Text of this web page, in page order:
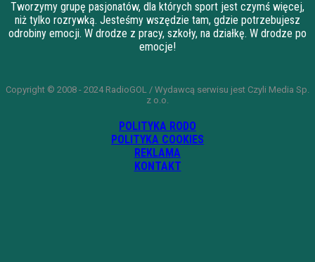
Tworzymy grupę pasjonatów, dla których sport jest czymś więcej,
niż tylko rozrywką. Jesteśmy wszędzie tam, gdzie potrzebujesz
odrobiny emocji. W drodze z pracy, szkoły, na działkę. W drodze po
emocje!
Copyright © 2008 - 2024 RadioGOL / Wydawcą serwisu jest Czyli Media Sp.
z o.o.
POLITYKA RODO
POLITYKA COOKIES
REKLAMA
KONTAKT